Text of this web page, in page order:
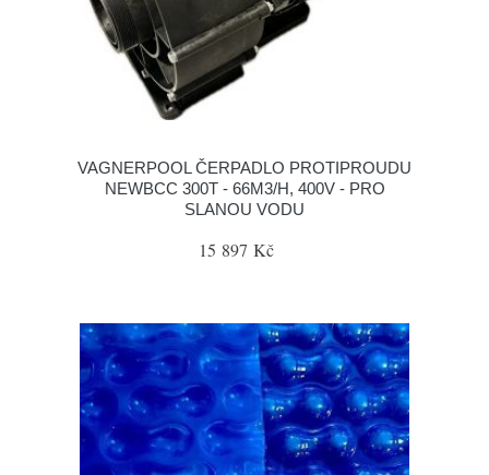
VAGNERPOOL ČERPADLO PROTIPROUDU
NEWBCC 300T - 66M3/H, 400V - PRO
SLANOU VODU
15 897 Kč